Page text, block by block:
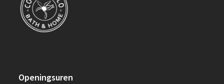
Openingsuren